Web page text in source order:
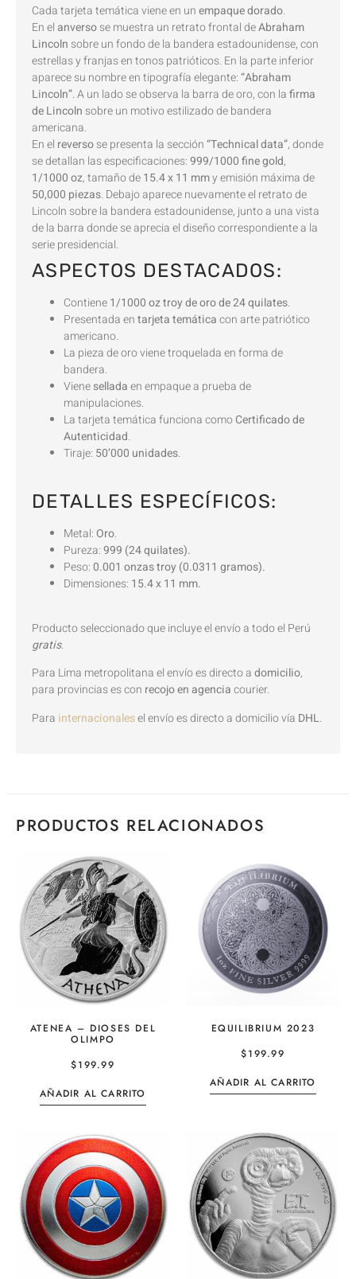
Cada tarjeta temática viene en unempaque dorado.
En el anversose muestra un retrato frontal deAbraham
Lincoln sobre un fondo de la bandera estadounidense, con
estrellas y franjas en tonos patrióticos. En la parte inferior
aparece su nombre en tipografía elegante:“Abraham
Lincoln”. A un lado se observa la barra de oro, con lafirma
de Lincoln sobre un motivo estilizado de bandera
americana.
En el reversose presenta la sección“Technical data”, donde
se detallan las especificaciones:999/1000 fine gold,
1/1000 oz, tamaño de15.4 x 11 mmy emisión máxima de
50,000 piezas. Debajo aparece nuevamente el retrato de
Lincoln sobre la bandera estadounidense, junto a una vista
de la barra donde se aprecia el diseño correspondiente a la
serie presidencial.
ASPECTOS DESTACADOS:
Contiene1/1000 oz troy de oro de 24 quilates.
Presentada entarjeta temáticacon arte patriótico
americano.
La pieza de oro viene troquelada en forma de
bandera.
Vieneselladaen empaque a prueba de
manipulaciones.
La tarjeta temática funciona comoCertificado de
Autenticidad.
Tiraje: 50’000 unidades.
DETALLES ESPECÍFICOS:
Metal: Oro.
Pureza:999 (24 quilates).
Peso:0.001 onzas troy (0.0311 gramos).
Dimensiones: 15.4 x 11 mm.
Producto seleccionado que incluye el envío a todo el Perú
gratis.
Para Lima metropolitana el envío es directo adomicilio,
para provincias es con recojo en agenciacourier.
Para internacionalesel envío es directo a domicilio vía DHL.
PRODUCTOS RELACIONADOS
ATENEA – DIOSES DEL
OLIMPO
$199.99
AÑADIR AL CARRITO
EQUILIBRIUM 2023
$199.99
AÑADIR AL CARRITO